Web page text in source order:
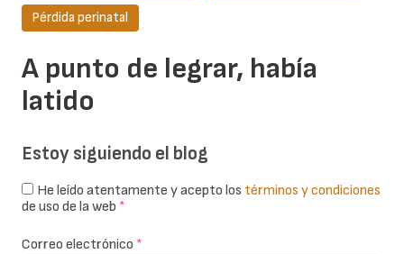
A punto de legrar, había
latido
Pérdida perinatal
Estoy siguiendo el blog
He leído atentamente y acepto los términos y condiciones
de uso de la web *
Correo electrónico *